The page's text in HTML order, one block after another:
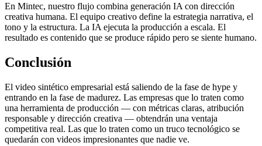
En Mintec, nuestro flujo combina generación IA con dirección
creativa humana. El equipo creativo define la estrategia narrativa, el
tono y la estructura. La IA ejecuta la producción a escala. El
resultado es contenido que se produce rápido pero se siente humano.
Conclusión
El video sintético empresarial está saliendo de la fase de hype y
entrando en la fase de madurez. Las empresas que lo traten como
una herramienta de producción — con métricas claras, atribución
responsable y dirección creativa — obtendrán una ventaja
competitiva real. Las que lo traten como un truco tecnológico se
quedarán con videos impresionantes que nadie ve.